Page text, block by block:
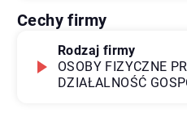
Cechy firmy
Rodzaj firmy
OSOBY FIZYCZNE
DZIAŁALNOŚĆ